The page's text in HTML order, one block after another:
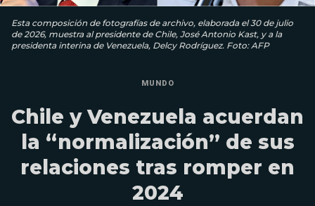
Esta composición de fotografías de archivo, elaborada el 30 de julio
de 2026, muestra al presidente de Chile, José Antonio Kast, y a la
presidenta interina de Venezuela, Delcy Rodríguez. Foto: AFP
MUNDO
Chile y Venezuela acuerdan
la “normalización” de sus
relaciones tras romper en
2024